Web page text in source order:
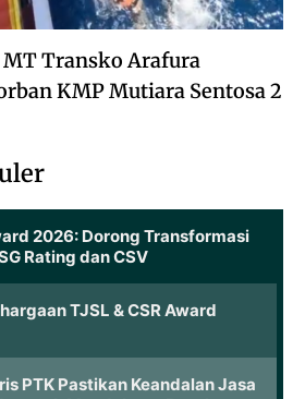
Transko Arafura
KMP Mutiara Sentosa 2